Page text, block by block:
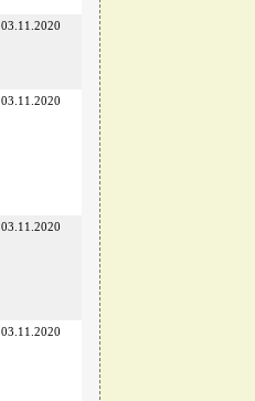
03.11.2020
03.11.2020
03.11.2020
03.11.2020